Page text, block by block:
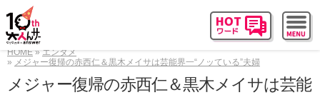
HOME
エンタメ
メジャー復帰の赤西仁＆黒木メイサは芸能界一“ノッている”夫婦
メジャー復帰の赤西仁＆黒木メイサは芸能